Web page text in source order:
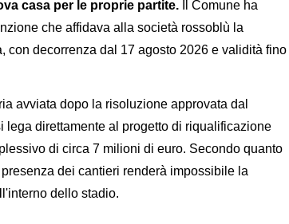
casa per le proprie partite.
Il Comune ha
che affidava alla società rossoblù la
con decorrenza dal 17 agosto 2026 e validità fino
avviata dopo la risoluzione approvata dal
direttamente al progetto di riqualificazione
di circa 7 milioni di euro. Secondo quanto
dei cantieri renderà impossibile la
dello stadio.